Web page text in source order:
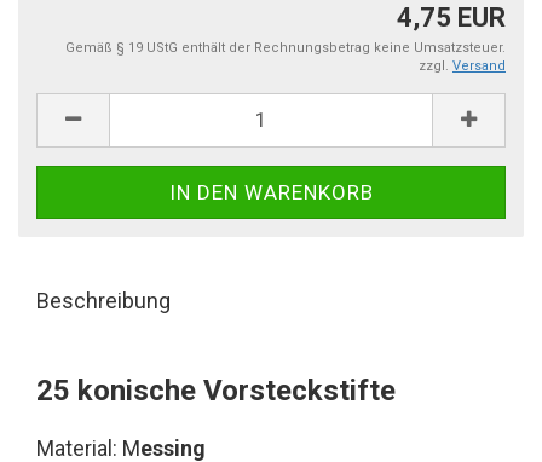
4,75 EUR
Gemäß § 19 UStG enthält der Rechnungsbetrag keine Umsatzsteuer.
zzgl. Versand
Beschreibung
25 konische Vorsteckstifte
Material: Messing